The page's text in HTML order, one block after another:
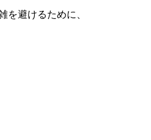
を避けるために、